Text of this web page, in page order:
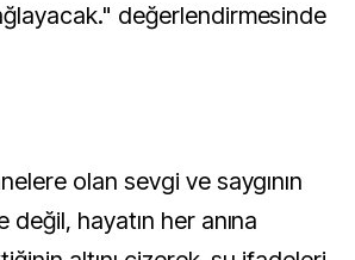
değerlendirmesinde
olan sevgi ve saygının
hayatın her anına